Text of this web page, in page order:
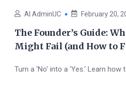
AI AdminUC February 20,
The Founder’s Guide:
Might Fail (and How to
Turn a 'No' into a 'Yes.' Learn how